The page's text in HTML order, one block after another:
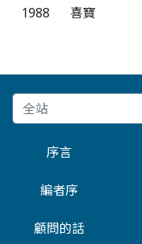
1988 喜寶
序言
編者序
顧問的話